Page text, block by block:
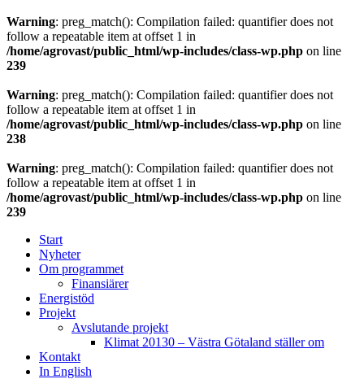
Warning: preg_match(): Compilation failed: quantifier does not
follow a repeatable item at offset 1 in
/home/agrovast/public_html/wp-includes/class-wp.php on line
239
Warning: preg_match(): Compilation failed: quantifier does not
follow a repeatable item at offset 1 in
/home/agrovast/public_html/wp-includes/class-wp.php on line
238
Warning: preg_match(): Compilation failed: quantifier does not
follow a repeatable item at offset 1 in
/home/agrovast/public_html/wp-includes/class-wp.php on line
239
Start
Nyheter
Om programmet
Finansiärer
Energistöd
Projekt
Avslutande projekt
Klimat 20130 – Västra Götaland ställer om
Kontakt
In English